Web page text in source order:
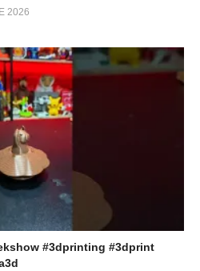
2026
#3dprinting #3dprint